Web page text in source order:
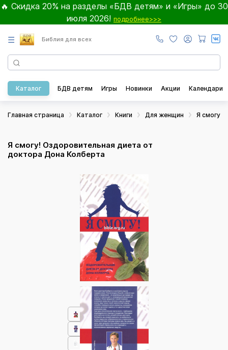
🔥 Скидка 20% на разделы «БДВ детям» и «Игры» до 30
июля 2026! подробнее>>>
☰ Библия для всех
Каталог БДВ детям Игры Новинки Акции Календари
Главная страница Каталог Книги Для женщин Я смогу!
Я смогу! Оздоровительная диета от
доктора Дона Колберта